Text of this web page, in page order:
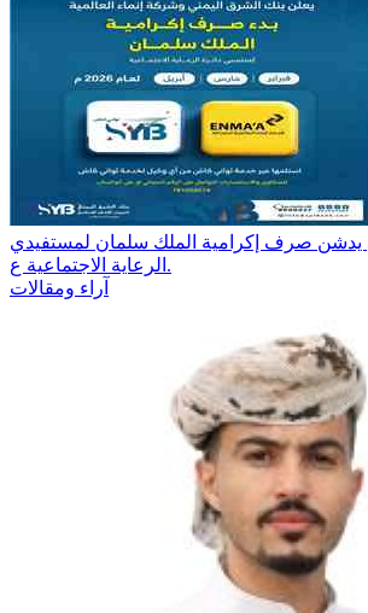
يدشن صرف إكرامية الملك سلمان لمستفيدي
الرعاية الاجتماعية ع.
آراء ومقالات